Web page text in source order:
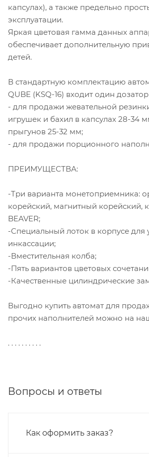
капсулах), а также предельно
эксплуатации.
Яркая цветовая гамма данных
обеспечивает дополнительную
детей.
В стандартную комплектацию
QUBE (KSQ-16) входит один
- для продажи жевательной
игрушек и бахил в капсулах 28-34
прыгунов 25-32 мм;
- для продажи порционного
ПРЕИМУЩЕСТВА:
-Три варианта монетоприемника:
корейский, магнитный корейский,
BEAVER;
-Специальный лоток в корпусе для
инкассации;
-Вместительная колба;
-Пять вариантов цветовых
-Качественные цилиндрические
Выгодно купить автомат для
прочих наполнителей можно на
. . . . . . . . . .
Вопросы и ответы
Как оформить заказ?